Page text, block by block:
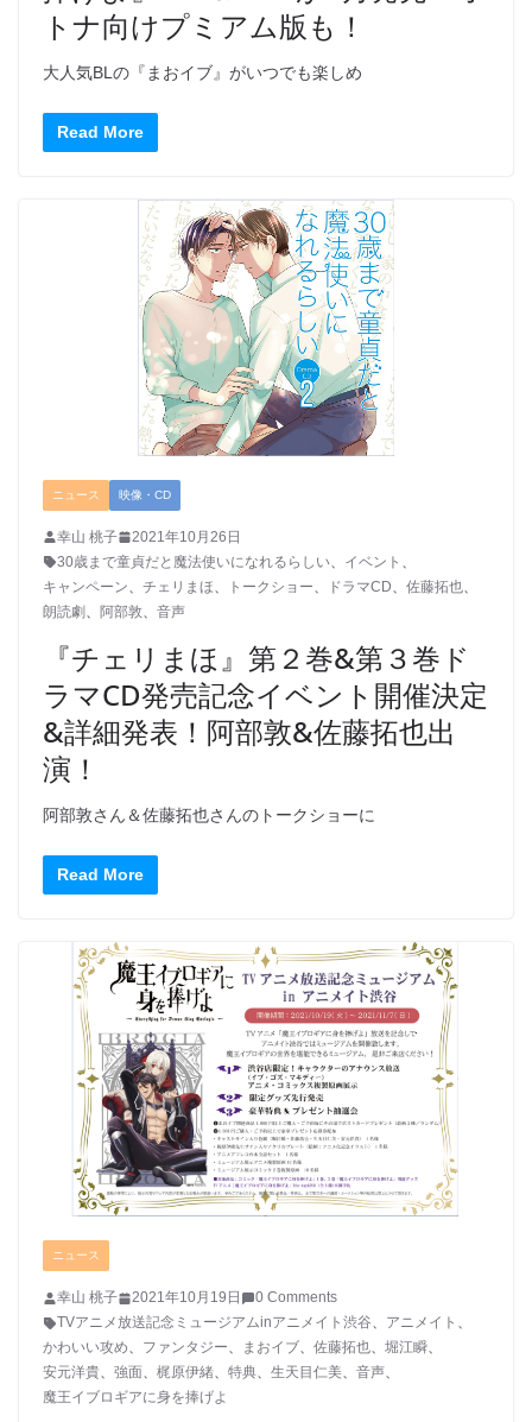
トナ向けプミアム版も！
大人気BLの『まおイブ』がいつでも楽しめ
Read More
ニュース 映像・CD
幸山 桃子
2021年10月26日
30歳まで童貞だと魔法使いになれるらしい
イベント
キャンペーン
チェリまほ トークショー ドラマCD 佐藤拓也
朗読劇
阿部敦 音声
『チェリまほ』第２巻&第３巻ド
ラマCD発売記念イベント開催決定
&詳細発表！阿部敦&佐藤拓也出
演！
阿部敦さん＆佐藤拓也さんのトークショーに
Read More
ニュース
幸山 桃子 2021年10月19日
0 Comments
TVアニメ放送記念ミュージアムinアニメイト渋谷、 アニメイト 、
かわいい攻め、 ファンタジー、 まおイブ、 佐藤拓也、 堀江瞬、
安元洋貴、 強面、 梶原伊緒、 特典、 生天目仁美、 音声、
魔王イブロギアに身を捧げよ